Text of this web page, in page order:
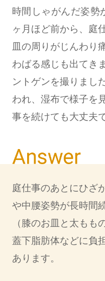
時間しゃがんだ姿勢
ヶ月ほど前から、庭
皿の周りがじんわり
わばる感じも出てき
ントゲンを撮りまし
われ、湿布で様子を
事を続けても大丈夫
庭仕事のあとにひざ
や中腰姿勢が長時間
（膝のお皿と太もも
蓋下脂肪体などに負
あります。